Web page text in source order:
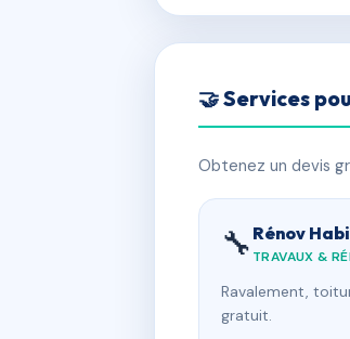
🤝 Services
Obtenez un devis
🔧 Rénov
TRAVAUX &
Ravalement,
gratuit.